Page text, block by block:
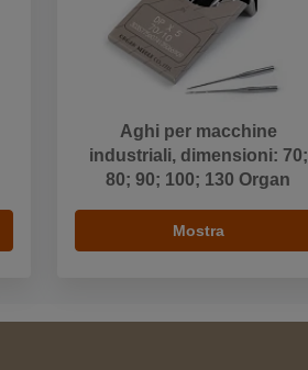
Aghi per macchine
industriali, dimensioni: 70;
80; 90; 100; 130 Organ
Mostra